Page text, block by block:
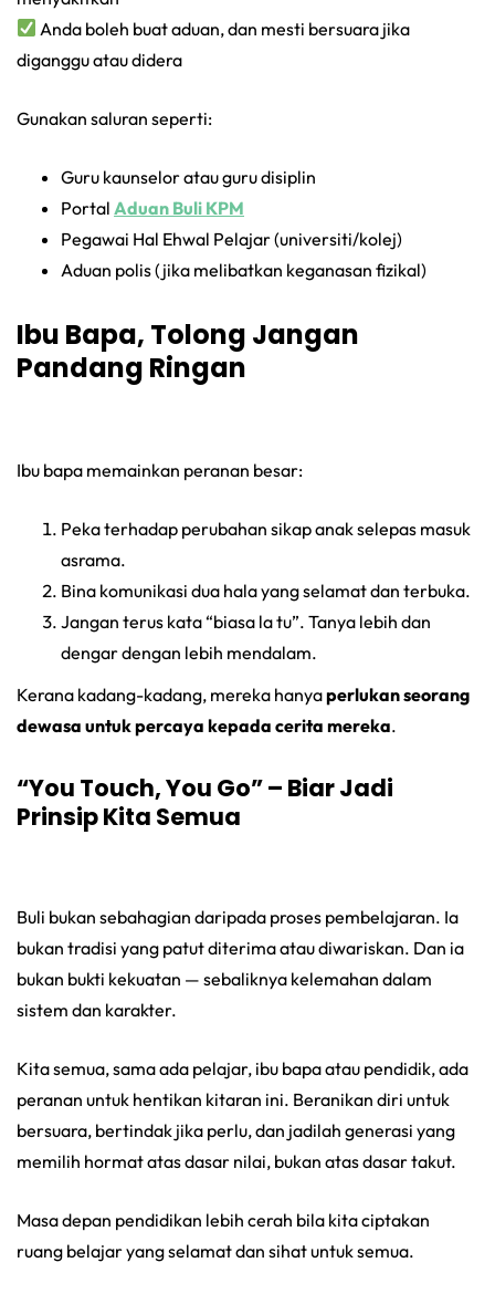
Anda boleh buat aduan, dan mesti bersuara jika
diganggu atau didera
Gunakan saluran seperti:
Guru kaunselor atau guru disiplin
Portal Aduan Buli KPM
Pegawai Hal Ehwal Pelajar (universiti/kolej)
Aduan polis (jika melibatkan keganasan fizikal)
Ibu Bapa, Tolong Jangan
Pandang Ringan
Ibu bapa memainkan peranan besar:
Peka terhadap perubahan sikap anak selepas masuk
asrama.
Bina komunikasi dua hala yang selamat dan terbuka.
Jangan terus kata “biasa la tu”. Tanya lebih dan
dengar dengan lebih mendalam.
Kerana kadang-kadang, mereka hanyaperlukan seorang
dewasa untuk percaya kepada cerita mereka.
“You Touch, You Go” – Biar Jadi
Prinsip Kita Semua
Buli bukan sebahagian daripada proses pembelajaran. Ia
bukan tradisi yang patut diterima atau diwariskan. Dan ia
bukan bukti kekuatan — sebaliknya kelemahan dalam
sistem dan karakter.
Kita semua, sama ada pelajar, ibu bapa atau pendidik, ada
peranan untuk hentikan kitaran ini. Beranikan diri untuk
bersuara, bertindak jika perlu, dan jadilah generasi yang
memilih hormat atas dasar nilai, bukan atas dasar takut.
Masa depan pendidikan lebih cerah bila kita ciptakan
ruang belajar yang selamat dan sihat untuk semua.